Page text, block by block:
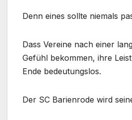
Denn eines sollte niemals
Dass Vereine nach einer
Gefühl bekommen, ihre
Ende bedeutungslos.
Der SC Barienrode wird